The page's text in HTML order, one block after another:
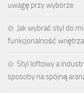
uwagę przy wyborze
Jak wybrać styl do
funkcjonalność wnętrza
Styl loftowy a
sposoby na spójną